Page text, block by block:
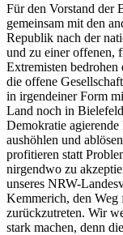
Für den Vorstand der
gemeinsam mit den
Republik nach der
und zu einer offenen,
Extremisten
die offene
in irgendeiner Form
Land noch in
Demokratie agierende
aushöhlen und
profitieren statt
nirgendwo zu
unseres NRW-
Kemmerich, den
zurückzutreten. Wir
stark machen, denn